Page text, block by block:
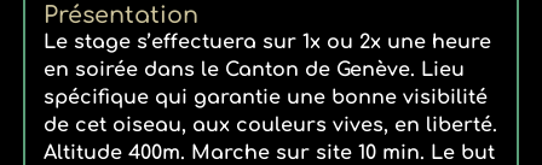
Présentation
Le stage s’effectuera sur 1x ou 2x une heure
en soirée dans le Canton de Genève. Lieu
spécifique qui garantie une bonne visibilité
de cet oiseau, aux couleurs vives, en liberté.
Altitude 400m. Marche sur site 10 min. Le but